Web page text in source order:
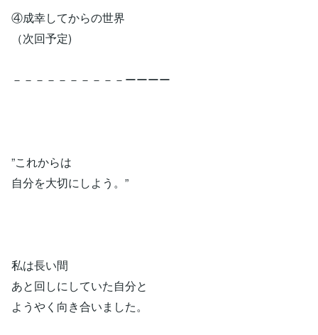
④成幸してからの世界
（次回予定)
－－－－－－－－－－ーーーー
”これからは
自分を大切にしよう。”
私は長い間
あと回しにしていた自分と
ようやく向き合いました。